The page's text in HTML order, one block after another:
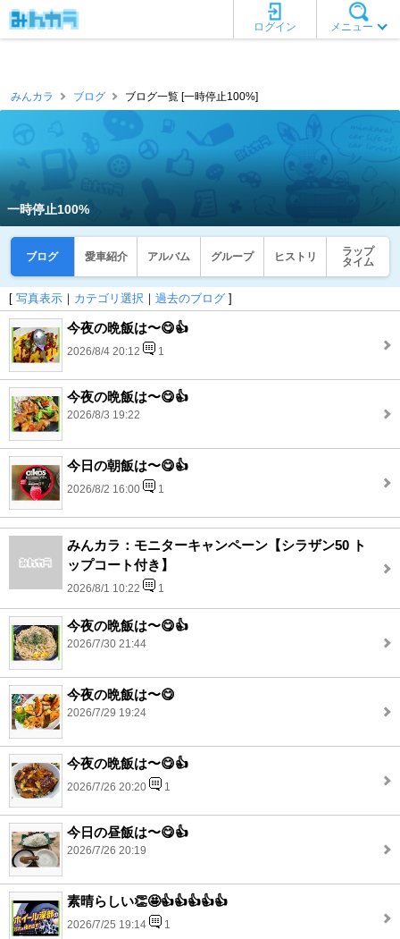
メニュー
ログイン
みんカラ ブログ ブログ一覧 [一時停止100%]
一時停止100%
ブログ 愛車紹介 アルバム グループ ヒストリ
ラップ
タイム
[ 写真表示 ｜ カテゴリ選択 ｜ 過去のブログ ]
今夜の晩飯は〜😋👍
2026/8/4 20:12 1
今夜の晩飯は〜😋👍
2026/8/3 19:22
今日の朝飯は〜😋👍
2026/8/2 16:00 1
みんカラ：モニターキャンペーン【シラザン50 ト
ップコート付き】
2026/8/1 10:22 1
今夜の晩飯は〜😋👍
2026/7/30 21:44
今夜の晩飯は〜😋
2026/7/29 19:24
今夜の晩飯は〜😋👍
2026/7/26 20:20 1
今日の昼飯は〜😋👍
2026/7/26 20:19
素晴らしい👏🤩👍👍👍👍👍
2026/7/25 19:14 1